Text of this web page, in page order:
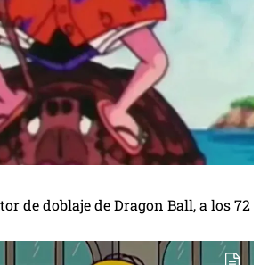
de doblaje de Dragon Ball, a los 72